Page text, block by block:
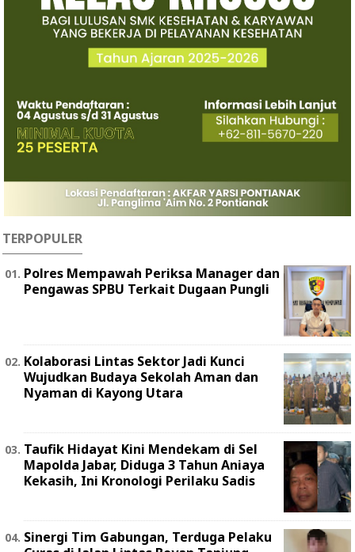
TERPOPULER
Polres Mempawah Periksa Manager dan
Pengawas SPBU Terkait Dugaan Pungli
Kolaborasi Lintas Sektor Jadi Kunci
Wujudkan Budaya Sekolah Aman dan
Nyaman di Kayong Utara
Taufik Hidayat Kini Mendekam di Sel
Mapolda Jabar, Diduga 3 Tahun Aniaya
Kekasih, Ini Kronologi Perilaku Sadis
Sinergi Tim Gabungan, Terduga Pelaku